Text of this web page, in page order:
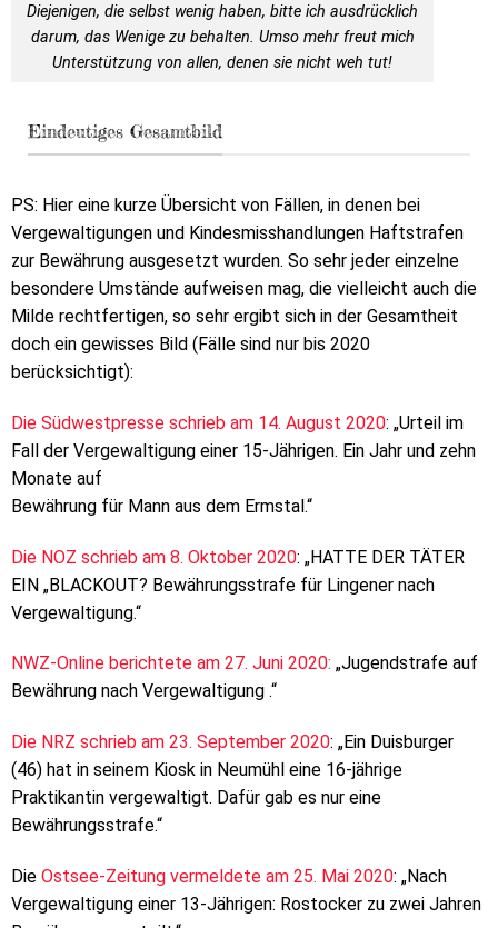
Diejenigen, die selbst wenig haben, bitte ich ausdrücklich
darum, das Wenige zu behalten. Umso mehr freut mich
Unterstützung von allen, denen sie nicht weh tut!
Eindeutiges Gesamtbild
PS: Hier eine kurze Übersicht von Fällen, in denen bei
Vergewaltigungen und Kindesmisshandlungen Haftstrafen
zur Bewährung ausgesetzt wurden. So sehr jeder einzelne
besondere Umstände aufweisen mag, die vielleicht auch die
Milde rechtfertigen, so sehr ergibt sich in der Gesamtheit
doch ein gewisses Bild (Fälle sind nur bis 2020
berücksichtigt):
Die Südwestpresse schrieb am 14. August 2020: „Urteil im
Fall der Vergewaltigung einer 15-Jährigen. Ein Jahr und zehn
Monate auf
Bewährung für Mann aus dem Ermstal.“
Die NOZ schrieb am 8. Oktober 2020: „HATTE DER TÄTER
EIN „BLACKOUT? Bewährungsstrafe für Lingener nach
Vergewaltigung.“
NWZ-Online berichtete am 27. Juni 2020: „Jugendstrafe auf
Bewährung nach Vergewaltigung .“
Die NRZ schrieb am 23. September 2020: „Ein Duisburger
(46) hat in seinem Kiosk in Neumühl eine 16-jährige
Praktikantin vergewaltigt. Dafür gab es nur eine
Bewährungsstrafe.“
Die Ostsee-Zeitung vermeldete am 25. Mai 2020: „Nach
Vergewaltigung einer 13-Jährigen: Rostocker zu zwei Jahren